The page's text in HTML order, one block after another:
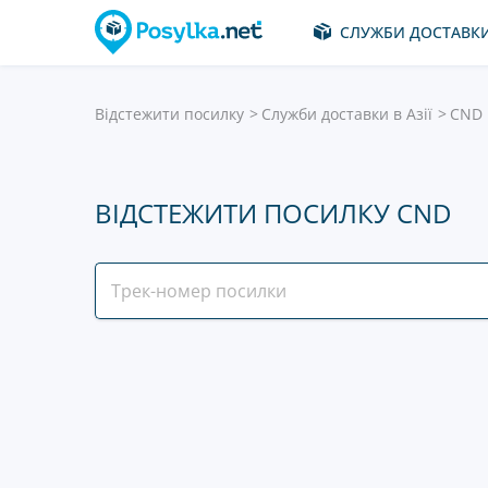
СЛУЖБИ
Відстежити посилку Служби доставки в Азії CND
ВІДСТЕЖИТИ ПОСИЛКУ CND